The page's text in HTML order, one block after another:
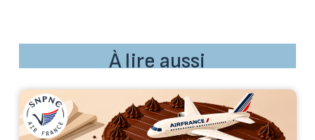
À lire aussi